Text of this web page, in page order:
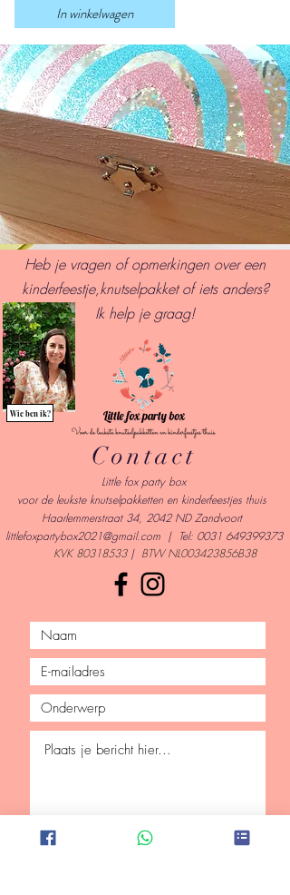
In winkelwagen
Heb je vragen of opmerkingen over een
kinderfeestje,knutselpakket of iets anders?
Ik help je graag!
Wie ben ik?
Contact
Little fox party box
voor de leukste knutselpakketten en kinderfeestjes thuis
Haarlemmerstraat 34, 2042 ND Zandvoort
littlefoxpartybox2021@gmail.com| Tel: 0031 649399373
KVK80318533 | BTW NL003423856B38